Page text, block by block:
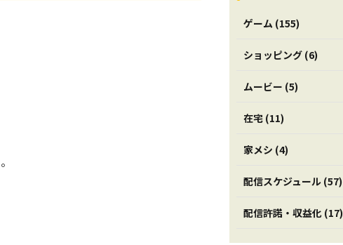
ゲーム (155)
ショッピング (6)
ムービー (5)
在宅 (11)
家メシ (4)
配信スケジュール (57)
配信許諾・収益化 (17)